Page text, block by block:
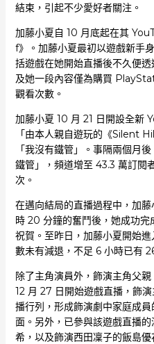
結束，引起不少愛好者關注。
加藤小夏自 10 月底起在其
f》。加藤小夏最初以遊戲新手
括遊戲在她開始直播後不久便
及她一段內容僅為購買
觀看次數。
加藤小夏 10 月 21 日開設全新
「由本人親自遊玩的《Silent
「我沒有鐵管」。事隔兩個月
鐵管」，頻道增至 43.3 萬訂閱
次。
在邁向結局的直播過程中，加
時 20 分鐘的奮鬥後，她成功
祝賀。至昨日，加藤小夏開始
數未有減退，不足 6 小時已有
除了主角演員外，飾演主角父
12 月 27 日開始遊戲直播，飾
播行列，形成飾演劇中家庭成
面。另外，已參與該遊戲直播
希，以及飾演西田凜子的飯島優